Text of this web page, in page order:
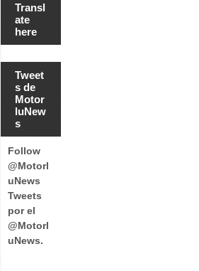
Transl
ate
here
Tweet
s de
Motor
luNew
s
Follow
@Motorl
uNews
Tweets
por el
@Motorl
uNews.